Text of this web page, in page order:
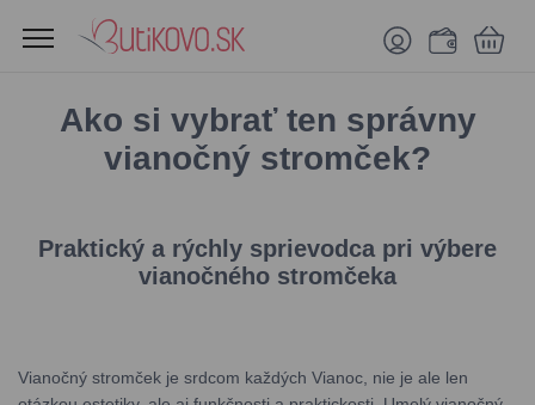
Ako si vybrať ten správny
vianočný stromček?
Praktický a rýchly sprievodca pri výbere
vianočného stromčeka
Vianočný stromček je srdcom každých Vianoc, nie je ale len